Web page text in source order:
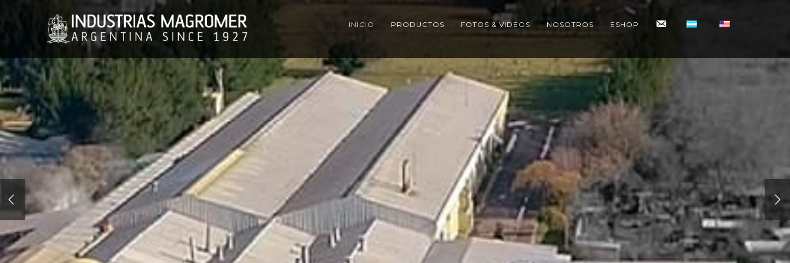
INICIO PRODUCTOS FOTOS & VIDEOS NOSOTROS ESHOP CONTACTO
ARGENTINA SINCE 1927